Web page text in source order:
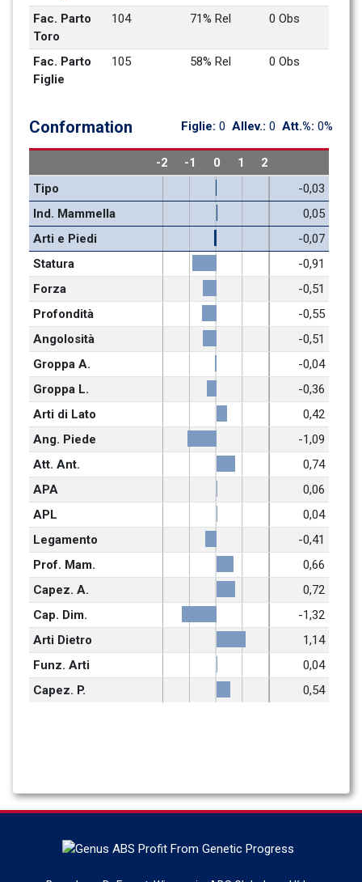
Fac. Parto
Toro
104 71% Rel 0 Obs
Fac. Parto
Figlie
105 58% Rel 0 Obs
Conformation Figlie: 0 Allev.: 0 Att.%: 0%
-2 -1 0 1
2
Tipo
-0,03
Ind. Mammella
0,05
Arti e Piedi
-0,07
Statura
-0,91
Forza
-0,51
Profondità
-0,55
Angolosità
-0,51
Groppa A.
-0,04
Groppa L.
-0,36
Arti di Lato
0,42
Ang. Piede
-1,09
Att. Ant.
0,74
APA
0,06
APL
0,04
Legamento
-0,41
Prof. Mam.
0,66
Capez. A.
0,72
Cap. Dim.
-1,32
Arti Dietro
1,14
Funz. Arti
0,04
Capez. P.
0,54